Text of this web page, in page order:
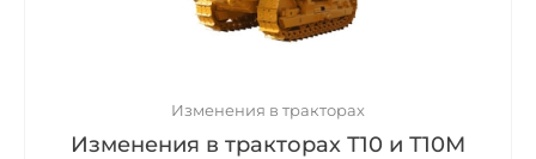
Изменения в тракторах
Изменения в тракторах Т10 и Т10М